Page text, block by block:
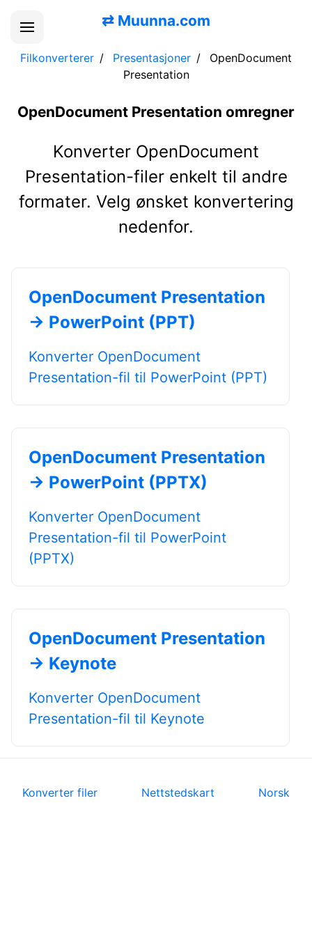
⇄ Muunna.com
Filkonverterer Presentasjoner
OpenDocument
Presentation
OpenDocument Presentation omregner
Konverter OpenDocument
Presentation-filer enkelt til andre
formater. Velg ønsket konvertering
nedenfor.
OpenDocument Presentation
→ PowerPoint (PPT)
Konverter OpenDocument
Presentation-fil til PowerPoint (PPT)
OpenDocument Presentation
→ PowerPoint (PPTX)
Konverter OpenDocument
Presentation-fil til PowerPoint
(PPTX)
OpenDocument Presentation
→ Keynote
Konverter OpenDocument
Presentation-fil til Keynote
Konverter filer Nettstedskart Norsk